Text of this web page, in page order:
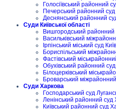
Голосіївський районний
Печерський районний
Деснянський районний
Суди Київської області
Вишгородський районний
Васильківський
Ірпінський міський суд
Бориспільський
Фастівський
Обухівський районний суд
Білоцерківський
Броварський міжрайонний
Суди Харкова
Господарський суд
Ленінський районний суд
Київський районний суд